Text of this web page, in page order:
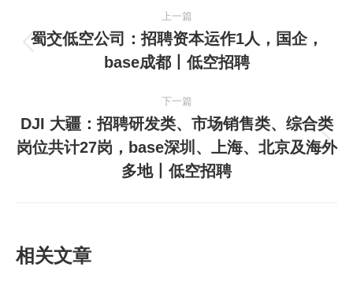
章
上一篇
上
一
篇
章：
蜀交低空公司：招聘资本运作1人，国企，
base成都丨低空招聘
下一篇
下
一
DJI 大疆：招聘研发类、市场销售类、综合类
岗位共计27岗，base深圳、上海、北京及海外
多地丨低空招聘
相关文章